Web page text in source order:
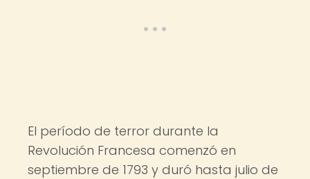
El período de terror durante la
Revolución Francesa comenzó en
septiembre de 1793 y duró hasta julio de